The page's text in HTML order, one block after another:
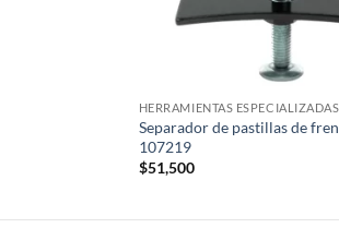
HERRAMIENTAS ESPECIALIZADAS
Separador de pastillas de
107219
$51,500